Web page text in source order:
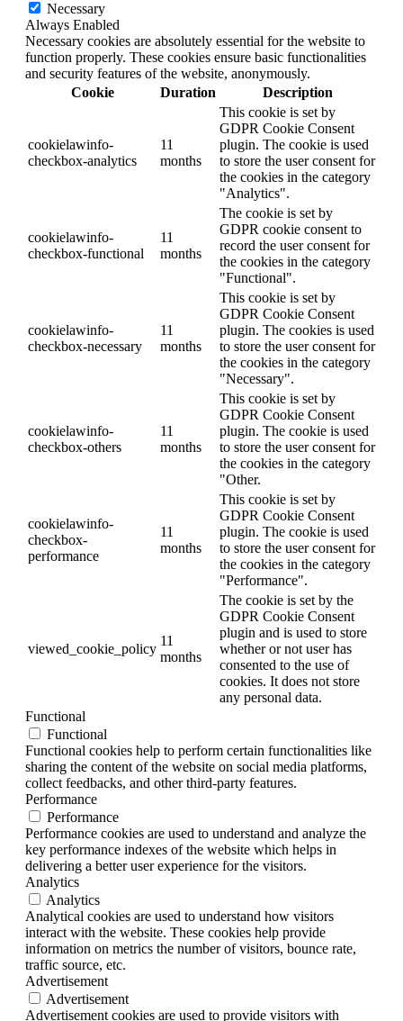
Necessary
Always Enabled
Necessary cookies are absolutely essential for the website to
function properly. These cookies ensure basic functionalities
and security features of the website, anonymously.
Cookie
Duration Description
cookielawinfo-
checkbox-analytics
11
months
This cookie is set by
GDPR Cookie Consent
plugin. The cookie is used
to store the user consent for
the cookies in the category
"Analytics".
cookielawinfo-
checkbox-functional
11
months
The cookie is set by
GDPR cookie consent to
record the user consent for
the cookies in the category
"Functional".
cookielawinfo-
checkbox-necessary
11
months
This cookie is set by
GDPR Cookie Consent
plugin. The cookies is used
to store the user consent for
the cookies in the category
"Necessary".
cookielawinfo-
checkbox-others
11
months
This cookie is set by
GDPR Cookie Consent
plugin. The cookie is used
to store the user consent for
the cookies in the category
"Other.
cookielawinfo-
checkbox-
performance
11
months
This cookie is set by
GDPR Cookie Consent
plugin. The cookie is used
to store the user consent for
the cookies in the category
"Performance".
viewed_cookie_policy
11
months
The cookie is set by the
GDPR Cookie Consent
plugin and is used to store
whether or not user has
consented to the use of
cookies. It does not store
any personal data.
Functional
Functional
Functional cookies help to perform certain functionalities like
sharing the content of the website on social media platforms,
collect feedbacks, and other third-party features.
Performance
Performance
Performance cookies are used to understand and analyze the
key performance indexes of the website which helps in
delivering a better user experience for the visitors.
Analytics
Analytics
Analytical cookies are used to understand how visitors
interact with the website. These cookies help provide
information on metrics the number of visitors, bounce rate,
traffic source, etc.
Advertisement
Advertisement
Advertisement cookies are used to provide visitors with